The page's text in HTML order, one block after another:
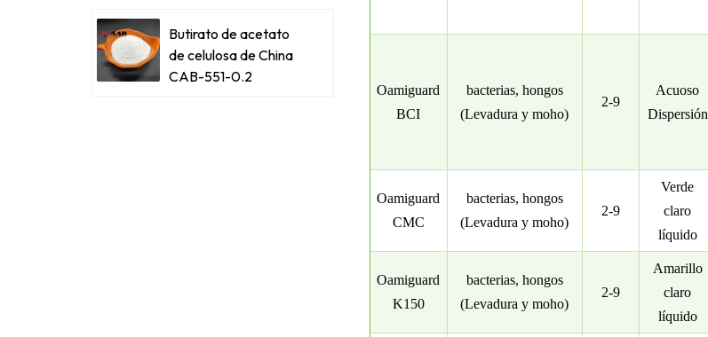
Oamiguard
BCI
bacterias, hongos
(Levadura y moho)
2-9
Acuoso
Dispersión
Oamiguard
CMC
bacterias, hongos
(Levadura y moho)
2-9
Verde
claro
líquido
Oamiguard
K150
bacterias, hongos
(Levadura y moho)
2-9
Amarillo
claro
líquido
Butirato de acetato
de celulosa de China
CAB-551-0.2